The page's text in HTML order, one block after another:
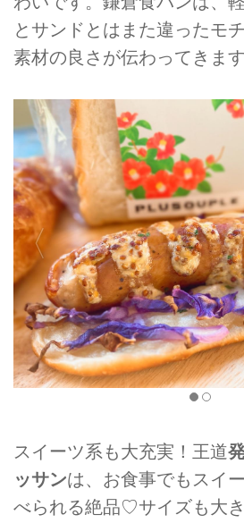
とサンドとはまた違ったモ
素材の良さが伝わってきま
スイーツ系も大充実！王道
ッサンは、お食事でもスイ
べられる絶品♡サイズも大